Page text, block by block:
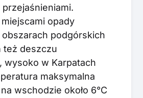
miejscami opady
podgórskich
też deszczu
wysoko w Karpatach
maksymalna
wschodzie około 6°C